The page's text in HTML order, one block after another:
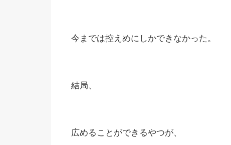
今までは控えめにしかできなかった。
結局、
広めることができるやつが、